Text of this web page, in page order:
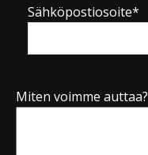
Sähköpostiosoite*
Miten voimme auttaa?